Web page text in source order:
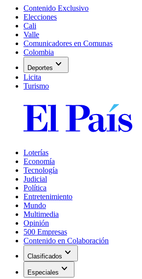
Contenido Exclusivo
Elecciones
Cali
Valle
Comunicadores en Comunas
Colombia
Deportes expand_more
Licita
Turismo
Loterías
Economía
Tecnología
Judicial
Política
Entretenimiento
Mundo
Multimedia
Opinión
500 Empresas
Contenido en Colaboración
Clasificados expand_more
Especiales expand_more